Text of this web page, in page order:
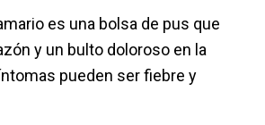
es una bolsa de pus que
y un bulto doloroso en la
pueden ser fiebre y